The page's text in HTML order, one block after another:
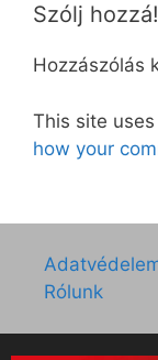
Szólj hozzá!
Hozzászólás
This site
how your
Rólunk